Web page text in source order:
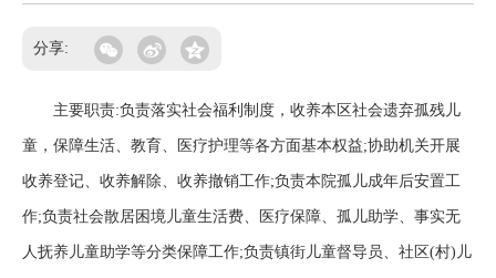
分享:
主要职责:负责落实社会福利制度，收养本区社会遗弃孤残儿
童，保障生活、教育、医疗护理等各方面基本权益;协助机关开展
收养登记、收养解除、收养撤销工作;负责本院孤儿成年后安置工
作;负责社会散居困境儿童生活费、医疗保障、孤儿助学、事实无
人抚养儿童助学等分类保障工作;负责镇街儿童督导员、社区(村)儿